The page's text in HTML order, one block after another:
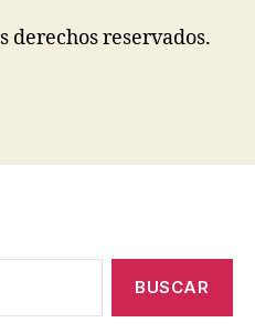
derechos reservados.